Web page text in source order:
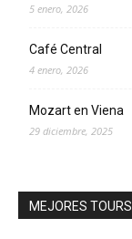
5 enero, 2026
Café Central
4 enero, 2026
Mozart en Viena
29 diciembre, 2025
MEJORES